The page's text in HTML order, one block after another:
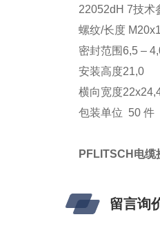
22052dH 7技术
螺纹/长度
密封范围6,5 –
安装高度21,0
横向宽度
包装单位 50 件
PFLITSCH电缆
留言询